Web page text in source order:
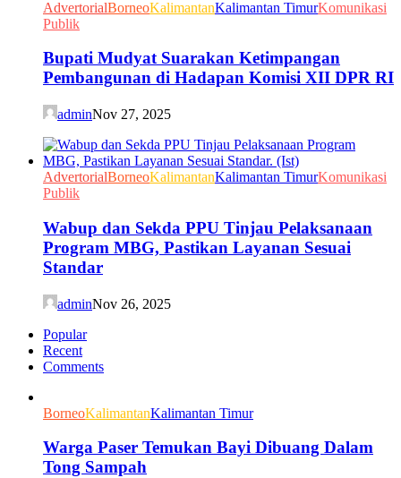
AdvertorialBorneoKalimantanKalimantan TimurKomunikasi
Publik
Bupati Mudyat Suarakan Ketimpangan
Pembangunan di Hadapan Komisi XII DPR RI
adminNov 27, 2025
AdvertorialBorneoKalimantanKalimantan TimurKomunikasi
Publik
Wabup dan Sekda PPU Tinjau Pelaksanaan
Program MBG, Pastikan Layanan Sesuai
Standar
adminNov 26, 2025
Popular
Recent
Comments
BorneoKalimantanKalimantan Timur
Warga Paser Temukan Bayi Dibuang Dalam
Tong Sampah